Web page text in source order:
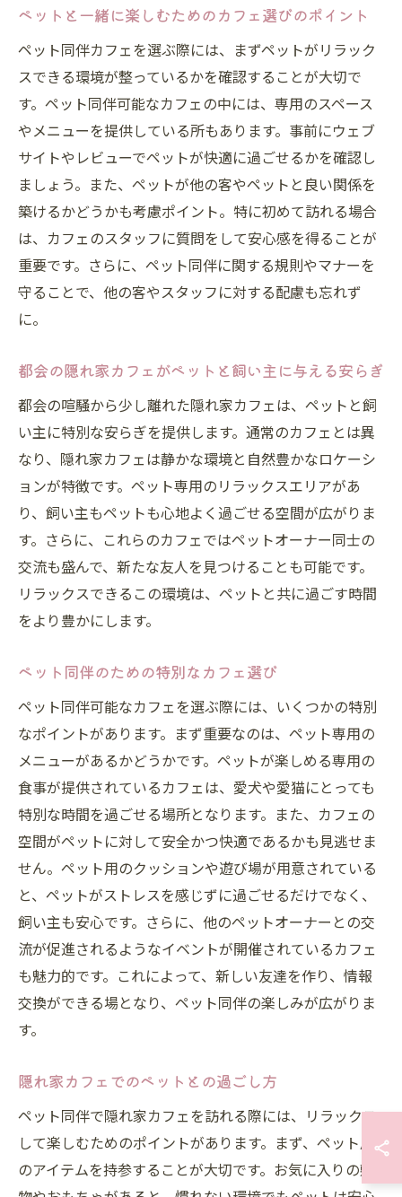
ペットと一緒に楽しむためのカフェ選びのポイント
ペット同伴カフェを選ぶ際には、まずペットがリラック
スできる環境が整っているかを確認することが大切で
す。ペット同伴可能なカフェの中には、専用のスペース
やメニューを提供している所もあります。事前にウェブ
サイトやレビューでペットが快適に過ごせるかを確認し
ましょう。また、ペットが他の客やペットと良い関係を
築けるかどうかも考慮ポイント。特に初めて訪れる場合
は、カフェのスタッフに質問をして安心感を得ることが
重要です。さらに、ペット同伴に関する規則やマナーを
守ることで、他の客やスタッフに対する配慮も忘れず
に。
都会の隠れ家カフェがペットと飼い主に与える安らぎ
都会の喧騒から少し離れた隠れ家カフェは、ペットと飼
い主に特別な安らぎを提供します。通常のカフェとは異
なり、隠れ家カフェは静かな環境と自然豊かなロケーシ
ョンが特徴です。ペット専用のリラックスエリアがあ
り、飼い主もペットも心地よく過ごせる空間が広がりま
す。さらに、これらのカフェではペットオーナー同士の
交流も盛んで、新たな友人を見つけることも可能です。
リラックスできるこの環境は、ペットと共に過ごす時間
をより豊かにします。
ペット同伴のための特別なカフェ選び
ペット同伴可能なカフェを選ぶ際には、いくつかの特別
なポイントがあります。まず重要なのは、ペット専用の
メニューがあるかどうかです。ペットが楽しめる専用の
食事が提供されているカフェは、愛犬や愛猫にとっても
特別な時間を過ごせる場所となります。また、カフェの
空間がペットに対して安全かつ快適であるかも見逃せま
せん。ペット用のクッションや遊び場が用意されている
と、ペットがストレスを感じずに過ごせるだけでなく、
飼い主も安心です。さらに、他のペットオーナーとの交
流が促進されるようなイベントが開催されているカフェ
も魅力的です。これによって、新しい友達を作り、情報
交換ができる場となり、ペット同伴の楽しみが広がりま
す。
隠れ家カフェでのペットとの過ごし方
ペット同伴で隠れ家カフェを訪れる際には、リラックス
して楽しむためのポイントがあります。まず、ペット用
のアイテムを持参することが大切です。お気に入りの敷